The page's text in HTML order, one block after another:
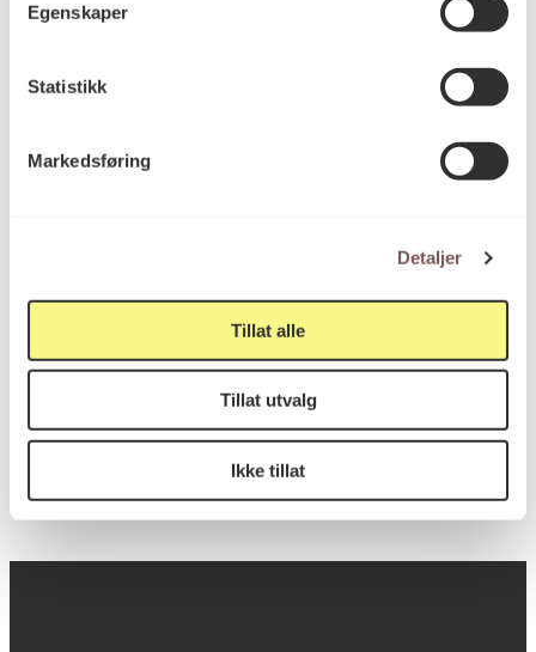
Egenskaper
Statistikk
Markedsføring
Detaljer
Tillat alle
Tillat utvalg
Ikke tillat
Kategori
KORO.006521